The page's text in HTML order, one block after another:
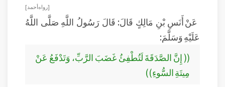
[رواه أحمد]
عَنْ أَنَسِ بْنِ مَالِكٍ قَالَ: قَالَ رَسُولُ اللَّهِ صَلَّى اللَّهُ
عَلَيْهِ وَسَلَّمَ:
(( إِنَّ الصَّدَقَةَ لَتُطْفِئُ غَضَبَ الرَّبِّ، وَتَدْفَعُ عَنْ
مِيتَةِ السُّوءِ))